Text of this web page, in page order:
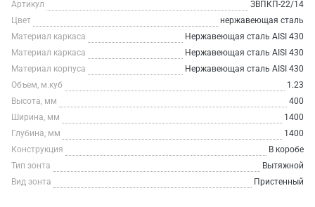
Артикул
ЗВПКП-22/14
Цвет
нержавеющая сталь
Материал каркаса
Нержавеющая сталь AISI 430
Материал каркаса
Нержавеющая сталь AISI 430
Материал корпуса
Нержавеющая сталь AISI 430
Объем, м.куб
1.23
Высота, мм
400
Ширина, мм
1400
Глубина, мм
1400
Конструкция
В коробе
Тип зонта
Вытяжной
Вид зонта
Пристенный